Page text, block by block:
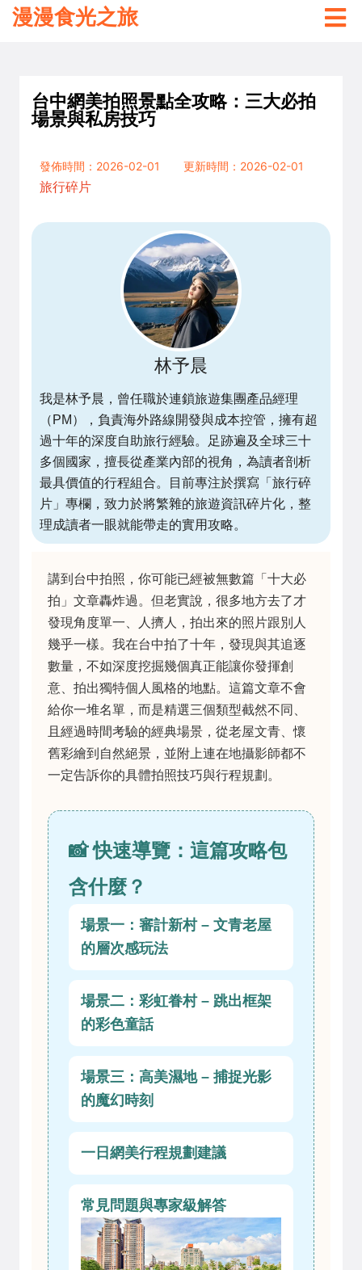
漫漫食光之旅
台中網美拍照景點全攻略：三大必拍
場景與私房技巧
發佈時間：2026-02-01
更新時間：2026-02-01
旅行碎片
林予晨
我是林予晨，曾任職於連鎖旅遊集團產品經理
（PM），負責海外路線開發與成本控管，擁有超
過十年的深度自助旅行經驗。足跡遍及全球三十
多個國家，擅長從產業內部的視角，為讀者剖析
最具價值的行程組合。目前專注於撰寫「旅行碎
片」專欄，致力於將繁雜的旅遊資訊碎片化，整
理成讀者一眼就能帶走的實用攻略。
講到台中拍照，你可能已經被無數篇「十大必
拍」文章轟炸過。但老實說，很多地方去了才
發現角度單一、人擠人，拍出來的照片跟別人
幾乎一樣。我在台中拍了十年，發現與其追逐
數量，不如深度挖掘幾個真正能讓你發揮創
意、拍出獨特個人風格的地點。這篇文章不會
給你一堆名單，而是精選三個類型截然不同、
且經過時間考驗的經典場景，從老屋文青、懷
舊彩繪到自然絕景，並附上連在地攝影師都不
一定告訴你的具體拍照技巧與行程規劃。
📸 快速導覽：這篇攻略包
含什麼？
場景一：審計新村 – 文青老屋
的層次感玩法
場景二：彩虹眷村 – 跳出框架
的彩色童話
場景三：高美濕地 – 捕捉光影
的魔幻時刻
一日網美行程規劃建議
常見問題與專家級解答